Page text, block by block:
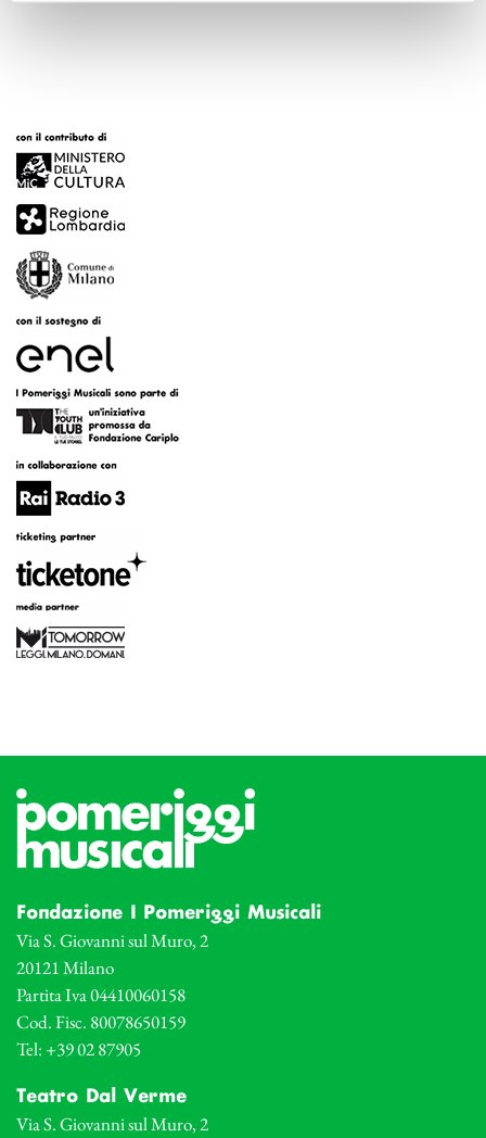
Fondazione I Pomeriggi Musicali
Via S. Giovanni sul Muro, 2
20121 Milano
Partita Iva 04410060158
Cod. Fisc. 80078650159
Tel: +39 02 87905
Teatro Dal Verme
Via S. Giovanni sul Muro, 2